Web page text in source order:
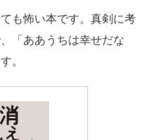
も怖い本です。真剣に考
「ああうちは幸せだな
。